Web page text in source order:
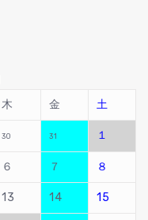
木 金 土
30 31 １
６ ７ ８
13 14 15